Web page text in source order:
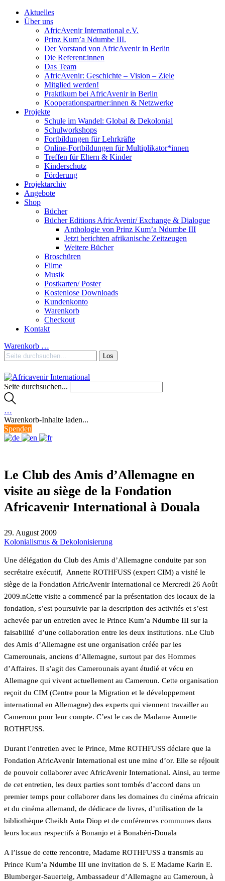
Aktuelles
Über uns
AfricAvenir International e.V.
Prinz Kum’a Ndumbe III.
Der Vorstand von AfricAvenir in Berlin
Die Referent:innen
Das Team
AfricAvenir: Geschichte – Vision – Ziele
Mitglied werden!
Praktikum bei AfricAvenir in Berlin
Kooperationspartner:innen & Netzwerke
Projekte
Schule im Wandel: Global & Dekolonial
Schulworkshops
Fortbildungen für Lehrkräfte
Online-Fortbildungen für Multiplikator*innen
Treffen für Eltern & Kinder
Kinderschutz
Förderung
Projektarchiv
Angebote
Shop
Bücher
Bücher Editions AfricAvenir/ Exchange & Dialogue
Anthologie von Prinz Kum’a Ndumbe III
Jetzt berichten afrikanische Zeitzeugen
Weitere Bücher
Broschüren
Filme
Musik
Postkarten/ Poster
Kostenlose Downloads
Kundenkonto
Warenkorb
Checkout
Kontakt
Warenkorb …
Seite durchsuchen...
…
Warenkorb-Inhalte laden...
Spenden
Le Club des Amis d’Allemagne en
visite au siège de la Fondation
Africavenir International à Douala
29. August 2009
Kolonialismus & Dekolonisierung
Une délégation du Club des Amis d’Allemagne conduite par son
secrétaire exécutif, Annette ROTHFUSS (expert CIM) a visité le
siège de la Fondation AfricAvenir International ce Mercredi 26 Août
2009.nCette visite a commencé par la présentation des locaux de la
fondation, s’est poursuivie par la description des activités et s’est
achevée par un entretien avec le Prince Kum’a Ndumbe III sur la
faisabilité d’une collaboration entre les deux institutions. nLe Club
des Amis d’Allemagne est une organisation créée par les
Camerounais, anciens d’Allemagne, surtout par des Hommes
d’Affaires. Il s’agit des Camerounais ayant étudié et vécu en
Allemagne qui vivent actuellement au Cameroun. Cette organisation
reçoit du CIM (Centre pour la Migration et le développement
international en Allemagne) des experts qui viennent travailler au
Cameroun pour leur compte. C’est le cas de Madame Annette
ROTHFUSS.
Durant l’entretien avec le Prince, Mme ROTHFUSS déclare que la
Fondation AfricAvenir International est une mine d’or. Elle se réjouit
de pouvoir collaborer avec AfricAvenir International. Ainsi, au terme
de cet entretien, les deux parties sont tombés d’accord dans un
premier temps pour collaborer dans les domaines du cinéma africain
et du cinéma allemand, de dédicace de livres, d’utilisation de la
bibliothèque Cheikh Anta Diop et de conférences communes dans
leurs locaux respectifs à Bonanjo et à Bonabéri-Douala
A l’issue de cette rencontre, Madame ROTHFUSS a transmis au
Prince Kum’a Ndumbe III une invitation de S. E Madame Karin E.
Blumberger-Sauerteig, Ambassadeur d’Allemagne au Cameroun, à